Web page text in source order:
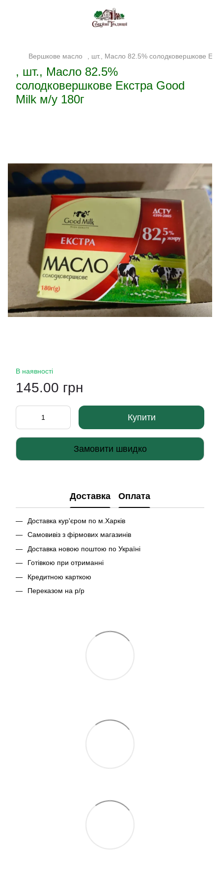
Вершкове масло , шт., Масло 82.5% солодковершкове
, шт., Масло 82.5%
солодковершкове Екстра Good
Milk м/у 180г
В наявності
145.00 грн
Купити
Замовити швидко
Доставка Оплата
Доставка кур'єром по м.Харків
Самовивіз з фірмових магазинів
Доставка новою поштою по Україні
Готівкою при отриманні
Кредитною карткою
Переказом на р/р